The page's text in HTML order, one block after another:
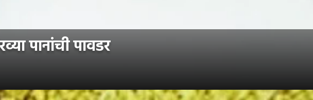
पानांची पावडर